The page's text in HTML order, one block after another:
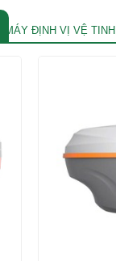
MÁY ĐỊNH VỊ VỆ